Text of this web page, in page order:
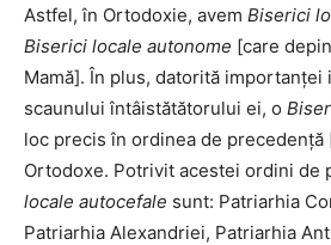
Astfel, în Ortodoxie, avem Biserici
Biserici locale autonome [care
Mamă]. În plus, datorită
scaunului întâistătătorului ei, o
loc precis în ordinea de precedenţă
Ortodoxe. Potrivit acestei ordini de
locale autocefale sunt: Patriarhia
Patriarhia Alexandriei, Patriarhia